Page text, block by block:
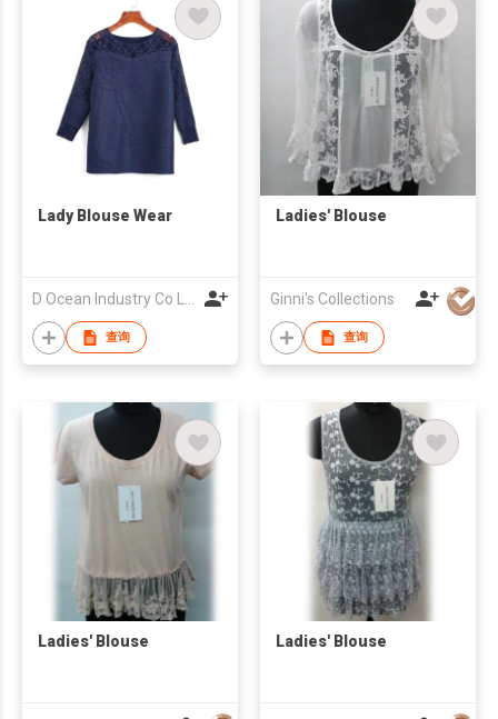
Lady Blouse Wear
D Ocean Industry Co Ltd
查询
Ladies' Blouse
Ginni's Collections
查询
Ladies' Blouse Ladies' Blouse